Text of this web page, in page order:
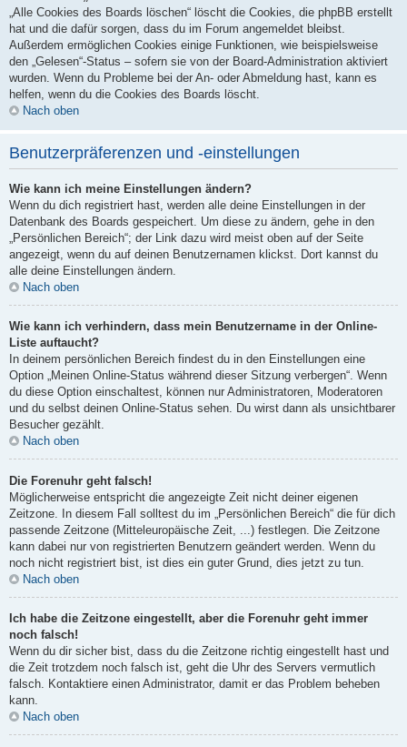
„Alle Cookies des Boards löschen“ löscht die Cookies, die phpBB erstellt
hat und die dafür sorgen, dass du im Forum angemeldet bleibst.
Außerdem ermöglichen Cookies einige Funktionen, wie beispielsweise
den „Gelesen“-Status – sofern sie von der Board-Administration aktiviert
wurden. Wenn du Probleme bei der An- oder Abmeldung hast, kann es
helfen, wenn du die Cookies des Boards löscht.
Nach oben
Benutzerpräferenzen und -einstellungen
Wie kann ich meine Einstellungen ändern?
Wenn du dich registriert hast, werden alle deine Einstellungen in der
Datenbank des Boards gespeichert. Um diese zu ändern, gehe in den
„Persönlichen Bereich“; der Link dazu wird meist oben auf der Seite
angezeigt, wenn du auf deinen Benutzernamen klickst. Dort kannst du
alle deine Einstellungen ändern.
Nach oben
Wie kann ich verhindern, dass mein Benutzername in der Online-
Liste auftaucht?
In deinem persönlichen Bereich findest du in den Einstellungen eine
Option „Meinen Online-Status während dieser Sitzung verbergen“. Wenn
du diese Option einschaltest, können nur Administratoren, Moderatoren
und du selbst deinen Online-Status sehen. Du wirst dann als unsichtbarer
Besucher gezählt.
Nach oben
Die Forenuhr geht falsch!
Möglicherweise entspricht die angezeigte Zeit nicht deiner eigenen
Zeitzone. In diesem Fall solltest du im „Persönlichen Bereich“ die für dich
passende Zeitzone (Mitteleuropäische Zeit, ...) festlegen. Die Zeitzone
kann dabei nur von registrierten Benutzern geändert werden. Wenn du
noch nicht registriert bist, ist dies ein guter Grund, dies jetzt zu tun.
Nach oben
Ich habe die Zeitzone eingestellt, aber die Forenuhr geht immer
noch falsch!
Wenn du dir sicher bist, dass du die Zeitzone richtig eingestellt hast und
die Zeit trotzdem noch falsch ist, geht die Uhr des Servers vermutlich
falsch. Kontaktiere einen Administrator, damit er das Problem beheben
kann.
Nach oben